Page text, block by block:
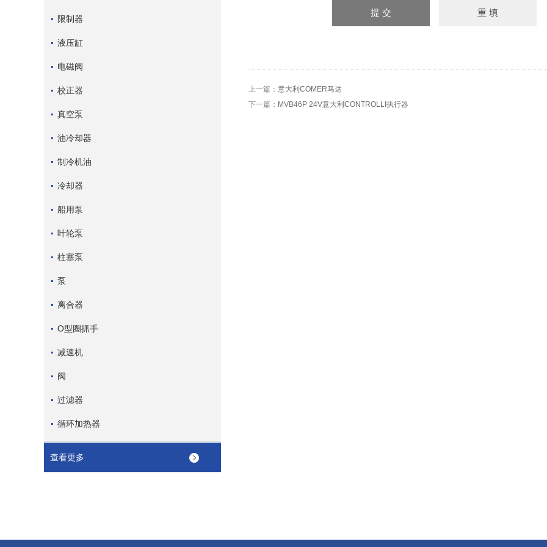
限制器
液压缸
电磁阀
校正器
真空泵
油冷却器
制冷机油
冷却器
船用泵
叶轮泵
柱塞泵
泵
离合器
O型圈抓手
减速机
阀
过滤器
循环加热器
查看更多
上一篇： 意大利COMER马达
下一篇： MVB46P 24V意大利CONTROLLI执行器